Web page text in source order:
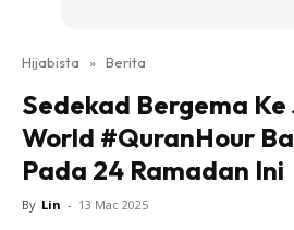
Hijabista » Berita
Sedekad Bergema
World #QuranHour
Pada 24 Ramadan Ini
By Lin - 13 Mac 2025